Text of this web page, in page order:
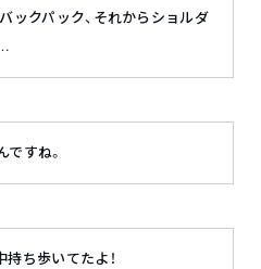
ックパック、それからショルダ
すね。
ち歩いてたよ！